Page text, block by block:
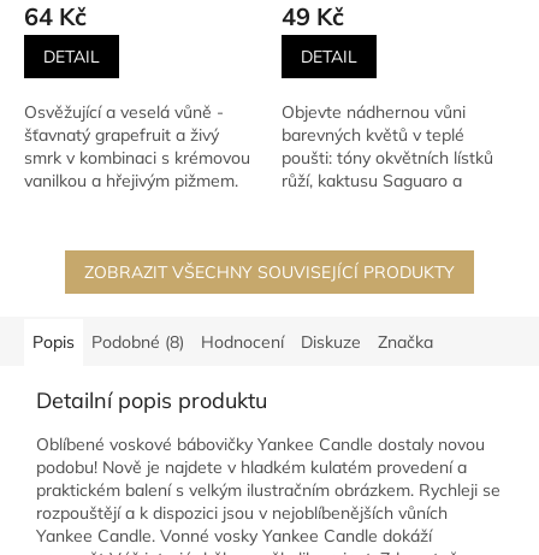
64 Kč
DETAIL
Osvěžující a veselá vůně -
šťavnatý grapefruit a živý
smrk v kombinaci s krémovou
vanilkou a hřejivým pižmem.
49 Kč
DETAIL
Objevte nádhernou vůni
barevných květů v teplé
poušti: tóny okvětních lístků
růží, kaktusu Saguaro a
ZOBRAZIT VŠECHNY SOUVISEJÍCÍ PRODUKTY
Popis Podobné (8) Hodnocení Diskuze Značka
Detailní popis produktu
Oblíbené voskové bábovičky Yankee Candle dostaly novou
podobu! Nově je najdete v hladkém kulatém provedení a
praktickém balení s velkým ilustračním obrázkem. Rychleji se
rozpouštějí a k dispozici jsou v nejoblíbenějších vůních
Yankee Candle. Vonné vosky Yankee Candle dokáží